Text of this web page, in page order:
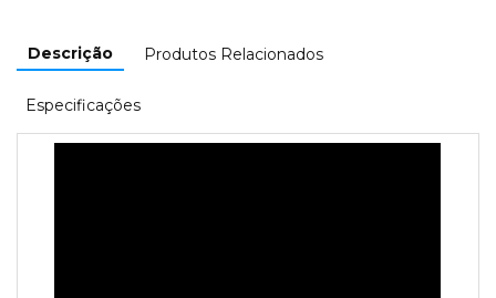
Descrição Produtos Relacionados
Especificações